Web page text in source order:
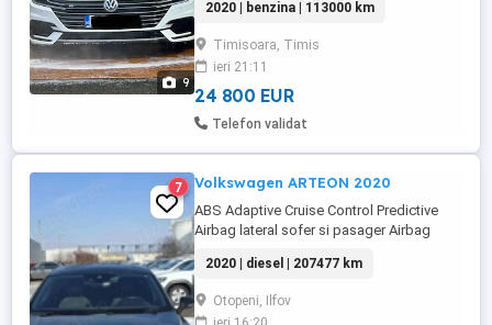
9
inoxidabil) cu logo Blocare diferențială
electronică (EDS) Program electronic de
stabilitate (ESP) cu amplificator de frână
electro-mecanic Sistem asistență la
condus: program stabilizare ...
2020 | benzina | 113000 km
Timisoara, Timis
ieri 21:11
24 800 EUR
Telefon validat
7 Volkswagen ARTEON 2020
ABS Adaptive Cruise Control Predictive
Airbag lateral sofer si pasager Airbag
cap fata Airbag-uri cap spate Asistenta
faza lunga Asistenta in rampa Bluetooth
Camera video spate Climatronic Cotiera
2020 | diesel | 207477 km
Otopeni, Ilfov